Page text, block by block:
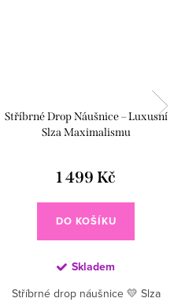
Stříbrné Drop Náušnice – Luxusní
Slza Maximalismu
1 499 Kč
DO KOŠÍKU
Skladem
Stříbrné drop náušnice 💛 Slza